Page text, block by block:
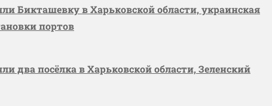
Бикташевку в Харьковской области, украинская
портов
два посёлка в Харьковской области, Зеленский